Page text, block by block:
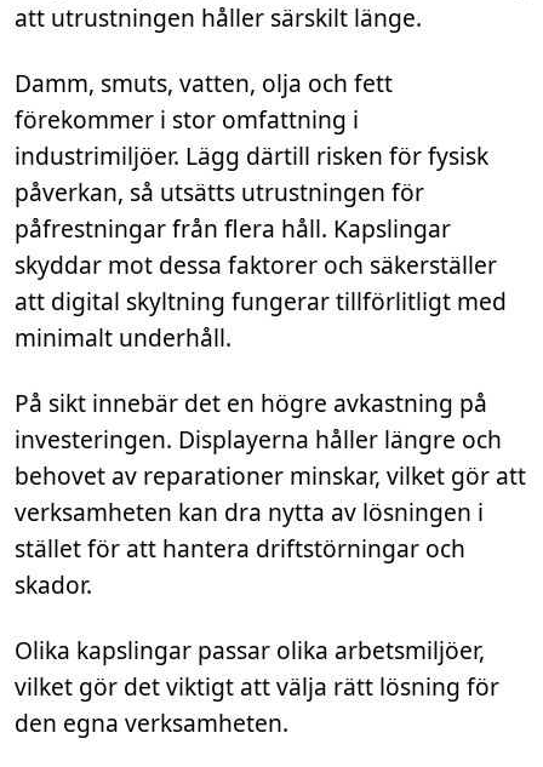
att utrustningen håller särskilt länge.
Damm, smuts, vatten, olja och fett
förekommer i stor omfattning i
industrimiljöer. Lägg därtill risken för fysisk
påverkan, så utsätts utrustningen för
påfrestningar från flera håll. Kapslingar
skyddar mot dessa faktorer och säkerställer
att digital skyltning fungerar tillförlitligt med
minimalt underhåll.
På sikt innebär det en högre avkastning på
investeringen. Displayerna håller längre och
behovet av reparationer minskar, vilket gör att
verksamheten kan dra nytta av lösningen i
stället för att hantera driftstörningar och
skador.
Olika kapslingar passar olika arbetsmiljöer,
vilket gör det viktigt att välja rätt lösning för
den egna verksamheten.